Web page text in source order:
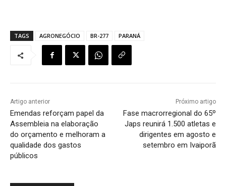
TAGS AGRONEGÓCIO BR-277 PARANÁ
Artigo anterior
Emendas reforçam papel da
Assembleia na elaboração
do orçamento e melhoram a
qualidade dos gastos
públicos
Próximo artigo
Fase macrorregional do 65º
Japs reunirá 1.500 atletas e
dirigentes em agosto e
setembro em Ivaiporã